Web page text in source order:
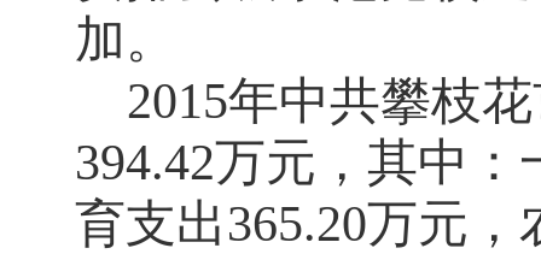
加。
2015年中共攀枝
394.42万元，其中：
育支出365.20万元，